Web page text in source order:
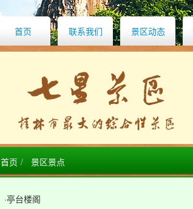
首页 联系我们 景区动态
首页 景区景点
·亭台楼阁